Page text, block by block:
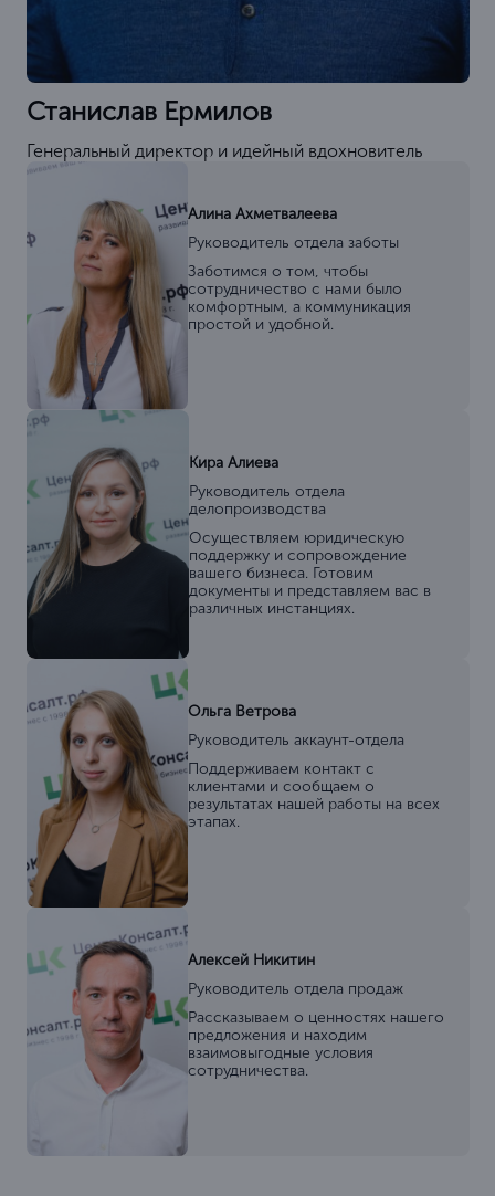
Станислав Ермилов
Генеральный директор и идейный вдохновитель
Алина Ахметвалеева
Руководитель отдела заботы
Заботимся о том, чтобы
сотрудничество с нами было
комфортным, а коммуникация
простой и удобной.
Кира Алиева
Руководитель отдела
делопроизводства
Осуществляем юридическую
поддержку и сопровождение
вашего бизнеса. Готовим
документы и представляем вас в
различных инстанциях.
Ольга Ветрова
Руководитель аккаунт-отдела
Поддерживаем контакт с
клиентами и сообщаем о
результатах нашей работы на всех
этапах.
Алексей Никитин
Руководитель отдела продаж
Рассказываем о ценностях нашего
предложения и находим
взаимовыгодные условия
сотрудничества.